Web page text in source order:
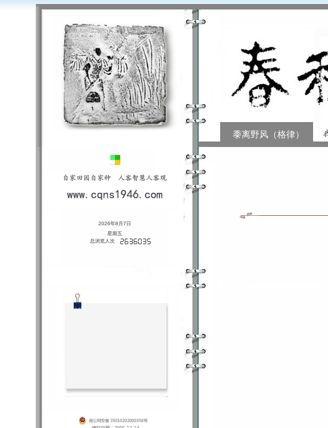
黍离野风（格律）
2026年8月7日
星期五
总浏览人次